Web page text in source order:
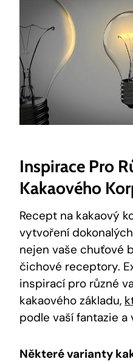
Inspirace Pro
Kakaového
Recept na kakaový
vytvoření
nejen vaše⁤ chuťové
čichové receptory.
inspirací pro různé
kakaového základu,
podle vaší fantazie⁣ a
Některé varianty